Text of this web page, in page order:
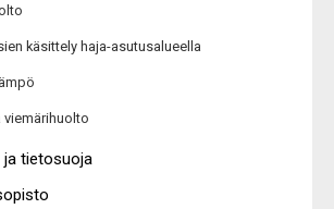
käsittely haja-asutusalueella
viemärihuolto
ja tietosuoja